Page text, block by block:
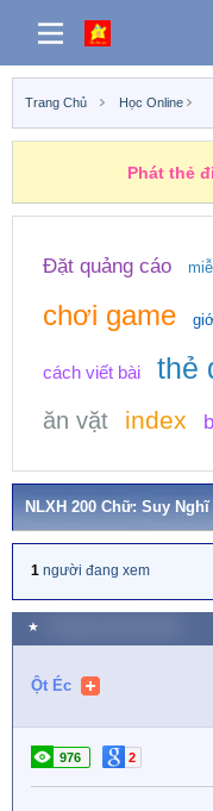
Trang Chủ Học Online
Phát thẻ
Đặt quảng cáo
chơi game
cách viết bài thẻ
ăn vặt index
1 người đang xem
★
Ột Éc
976 2